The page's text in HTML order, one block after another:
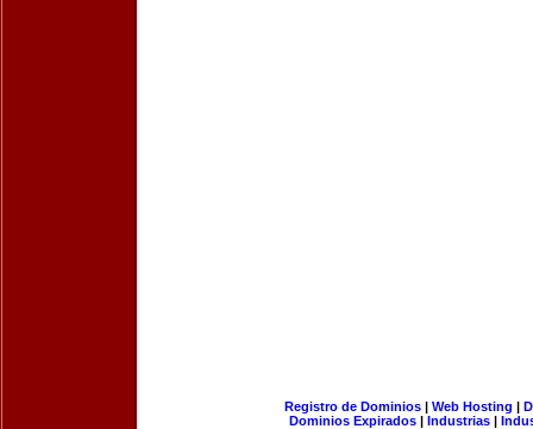
Registro de Dominios| Web Hosting |
Dominios Expirados | Industrias |